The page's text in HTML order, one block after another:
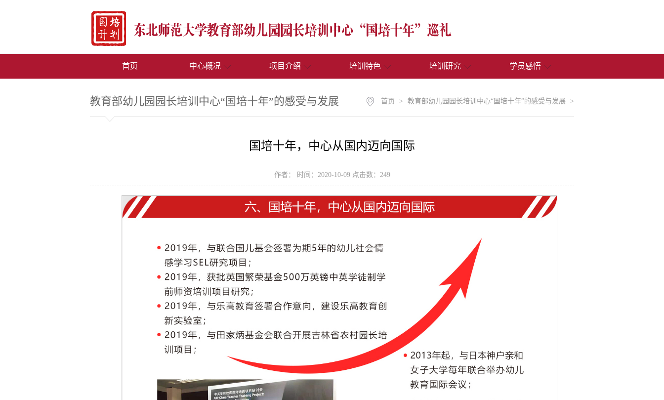
首页 中心概况 项目介绍 培训特色 培训研究 学员感悟
教育部幼儿园园长培训中心“国培十年”的感受与发展 首页 > 教育部幼儿园园长培训中心“国培十年”的感受与发展 >
国培十年，中心从国内迈向国际
作者： 时间：2020-10-09 点击数： 249